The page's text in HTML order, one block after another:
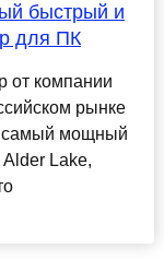
быстрый и
для ПК
от компании
рынке
самый мощный
Lake,